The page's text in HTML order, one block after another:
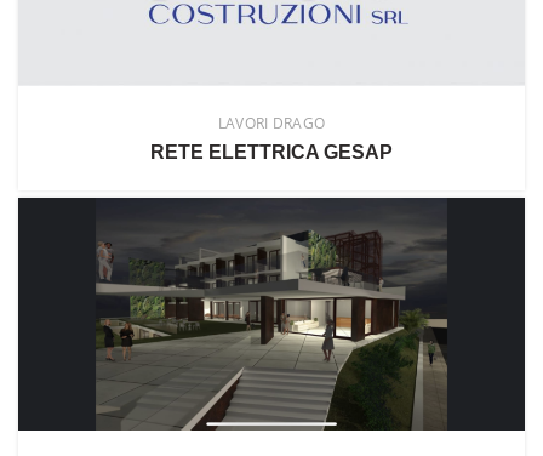
LAVORI DRAGO
RETE ELETTRICA GESAP